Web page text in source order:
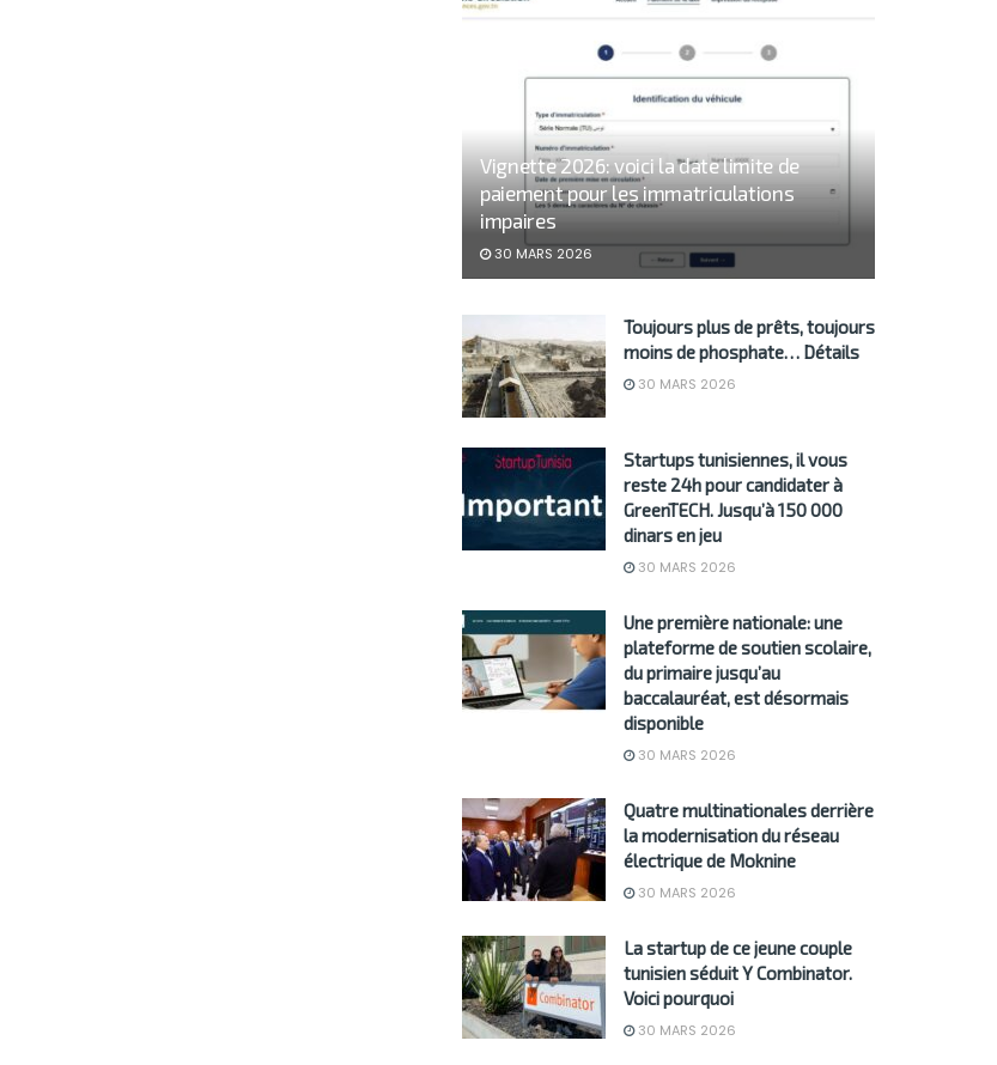
Vignette 2026: voici la date limite de
paiement pour les immatriculations
impaires
30 MARS 2026
Toujours plus de prêts, toujours
moins de phosphate… Détails
30 MARS 2026
Startups tunisiennes, il vous
reste 24h pour candidater à
GreenTECH. Jusqu’à 150 000
dinars en jeu
30 MARS 2026
Une première nationale: une
plateforme de soutien scolaire,
du primaire jusqu’au
baccalauréat, est désormais
disponible
30 MARS 2026
Quatre multinationales derrière
la modernisation du réseau
électrique de Moknine
30 MARS 2026
La startup de ce jeune couple
tunisien séduit Y Combinator.
Voici pourquoi
30 MARS 2026